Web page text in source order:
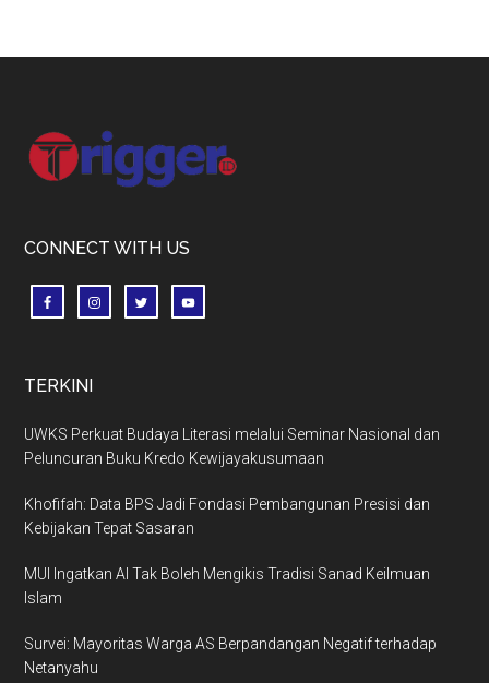
Footer
CONNECT WITH US
TERKINI
UWKS Perkuat Budaya Literasi melalui Seminar Nasional dan
Peluncuran Buku Kredo Kewijayakusumaan
Khofifah: Data BPS Jadi Fondasi Pembangunan Presisi dan
Kebijakan Tepat Sasaran
MUI Ingatkan AI Tak Boleh Mengikis Tradisi Sanad Keilmuan
Islam
Survei: Mayoritas Warga AS Berpandangan Negatif terhadap
Netanyahu